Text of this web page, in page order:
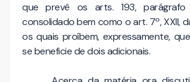
que prevê os arts. 193,
consolidado bem como o art. 7º, XXII,
os quais proíbem, expressamente,
se beneficie de dois adicionais.